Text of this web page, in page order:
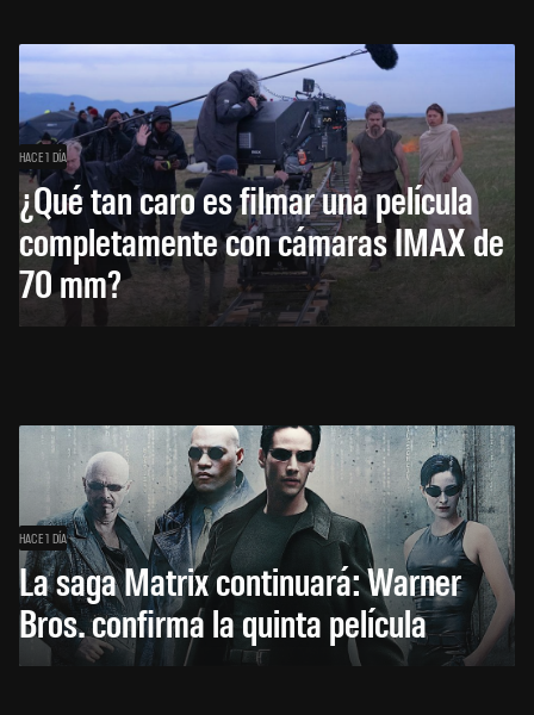
HACE 1 DÍA
¿Qué tan caro es filmar una película
completamente con cámaras IMAX de
70 mm?
HACE 1 DÍA
La saga Matrix continuará: Warner
Bros. confirma la quinta película